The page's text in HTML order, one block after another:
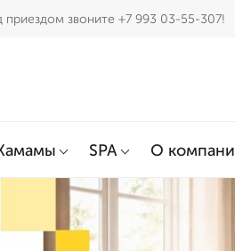
звоните +7 993 03-55-307!
SPA О компани